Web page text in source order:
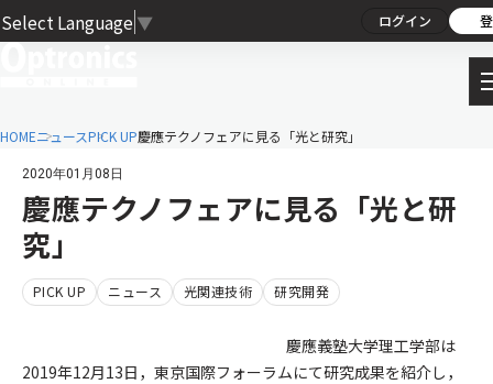
Select Language ▼ ログイン
HOMEニュースPICK UP慶應テクノフェアに見る「光と研究」
2020年01月08日
慶應テクノフェアに見る「光と研
究」
PICK UP ニュース 光関連技術 研究開発
慶應義塾大学理工学部は
2019年12月13日，東京国際フォーラムにて研究成果を紹介し，